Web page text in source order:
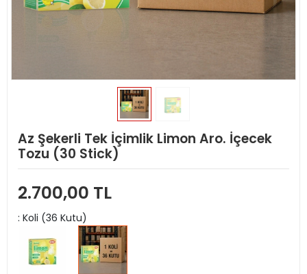
Az Şekerli Tek İçimlik Limon Aro. İçecek
Tozu (30 Stick)
2.700,00 TL
: Koli (36 Kutu)